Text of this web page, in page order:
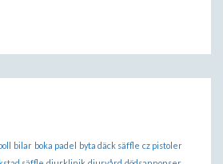
bilar boka padel byta däck säffle cz pistoler